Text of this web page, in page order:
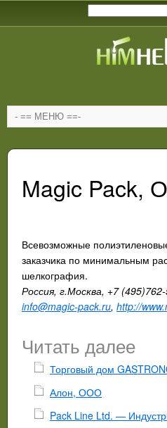
Magic Pack,
Всевозможные
заказчика по минимальным
шелкография.
Россия, г.Москва, +7
info@magic-pack.ru, http://
Читать далее
Торговый дом
Алон, ООО
Pack Line Ltd. —